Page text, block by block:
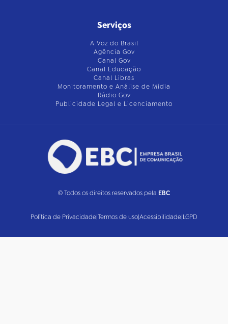
Serviços
A Voz do Brasil
Agência Gov
Canal Gov
Canal Educação
Canal Libras
Monitoramento e Análise de Mídia
Rádio Gov
Publicidade Legal e Licenciamento
© Todos os direitos reservados pela EBC
Política de Privacidade|Termos de uso|Acessibilidade|LGPD